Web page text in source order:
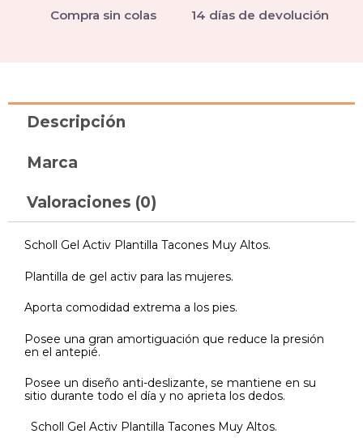
Compra sin colas 14 días de devolución
Descripción
Marca
Valoraciones (0)
Scholl Gel Activ Plantilla Tacones Muy Altos.
Plantilla de gel activ para las mujeres.
Aporta comodidad extrema a los pies.
Posee una gran amortiguación que reduce la presión
en el antepié.
Posee un diseño anti-deslizante, se mantiene en su
sitio durante todo el día y no aprieta los dedos.
Scholl Gel Activ Plantilla Tacones Muy Altos.